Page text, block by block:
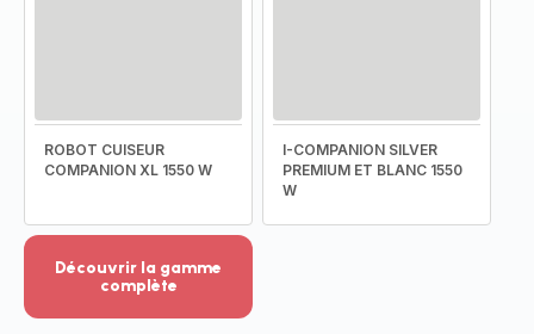
ROBOT CUISEUR
COMPANION XL 1550 W
I-COMPANION SILVER
PREMIUM ET BLANC 1550
W
Découvrir la gamme
complète